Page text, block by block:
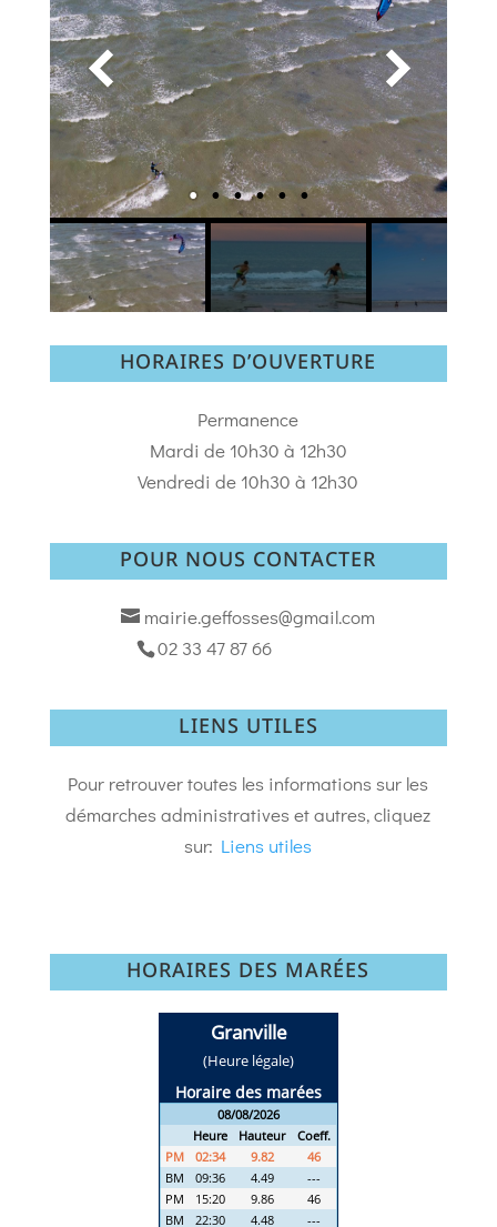
HORAIRES D’OUVERTURE
Permanence
Mardi de 10h30 à 12h30
Vendredi de 10h30 à 12h30
POUR NOUS CONTACTER
mairie.geffosses@gmail.com
02 33 47 87 66
LIENS UTILES
Pour retrouver toutes les informations sur les
démarches administratives et autres, cliquez
sur: Liens utiles
HORAIRES DES MARÉES